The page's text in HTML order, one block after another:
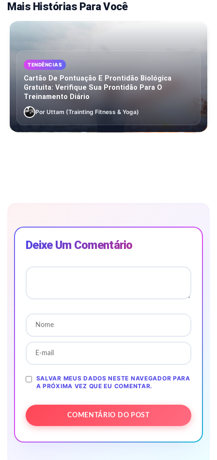
Mais Histórias Para Você
TENDÊNCIAS
Cartão De Pontuação E Prontidão Biológica
Gratuita: Verifique Sua Prontidão Para O
Treinamento Diário
Por Uttam (Trainting Fitness & Yoga)
Deixe Um Comentário
SALVAR MEUS DADOS NESTE NAVEGADOR PARA
A PRÓXIMA VEZ QUE EU COMENTAR.